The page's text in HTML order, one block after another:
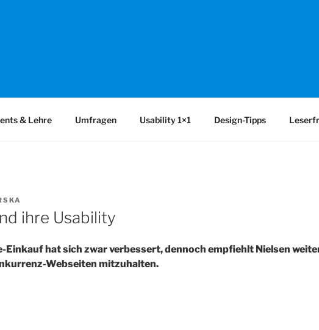
& Lehre Umfragen Usability 1×1 Design-Tipps
ihre Usability
Einkauf hat sich zwar verbessert, dennoch empfiehlt Nielsen
Webseiten mitzuhalten.